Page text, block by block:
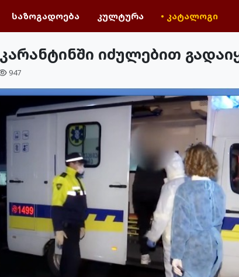
საზოგადოება კულტურა • კატალოგი
იძულებით
947